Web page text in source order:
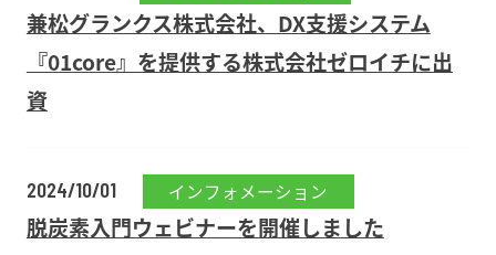
兼松グランクス株式会社、DX支援システム
『01core』を提供する株式会社ゼロイチに出
資
2024/10/01 インフォメーション
脱炭素入門ウェビナーを開催しました